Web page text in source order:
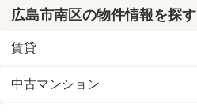
広島市南区の物件情報を探す
賃貸
中古マンション